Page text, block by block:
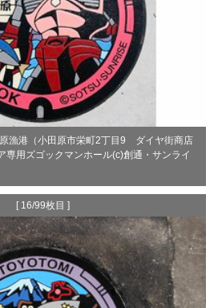
漁港（小田原市栄町2丁目9 ダイヤ街商店
専用ズゴックマンホール(c)創通・サンライ
[ 16/99枚目 ]